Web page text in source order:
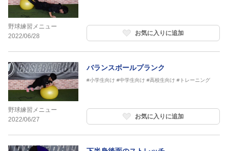
野球練習メニュー
2022/06/28
お気に入りに追加
野球練習メニュー
2022/06/27
バランスボールプランク
#小学生向け #中学生向け #高校生向け #トレーニング
お気に入りに追加